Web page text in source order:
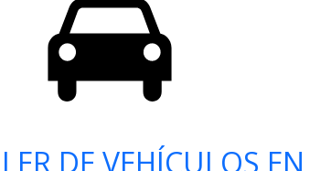
DE VEHÍCULOS EN